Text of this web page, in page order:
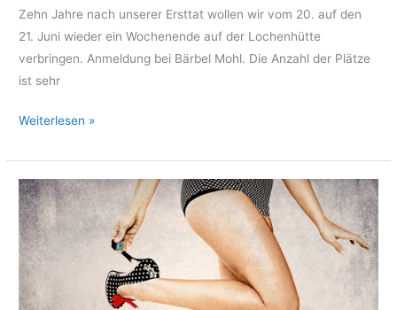
Zehn Jahre nach unserer Ersttat wollen wir vom 20. auf den
21. Juni wieder ein Wochenende auf der Lochenhütte
verbringen. Anmeldung bei Bärbel Mohl. Die Anzahl der Plätze
ist sehr
Lochenhütte
oder
10
Years
After
Weiterlesen »